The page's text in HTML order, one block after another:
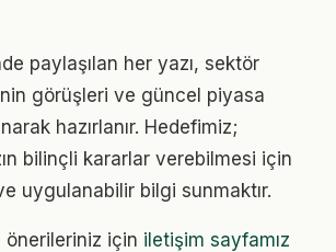
paylaşılan her yazı, sektör
görüşleri ve güncel piyasa
hazırlanır. Hedefimiz;
bilinçli kararlar verebilmesi için
uygulanabilir bilgi sunmaktır.
önerileriniz için iletişim sayfamız